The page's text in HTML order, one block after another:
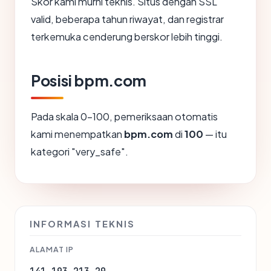
valid, beberapa tahun riwayat, dan registrar
terkemuka cenderung berskor lebih tinggi.
Posisi bpm.com
Pada skala 0-100, pemeriksaan otomatis
kami menempatkan bpm.comdi100 — itu
kategori "very_safe".
INFORMASI TEKNIS
ALAMAT IP